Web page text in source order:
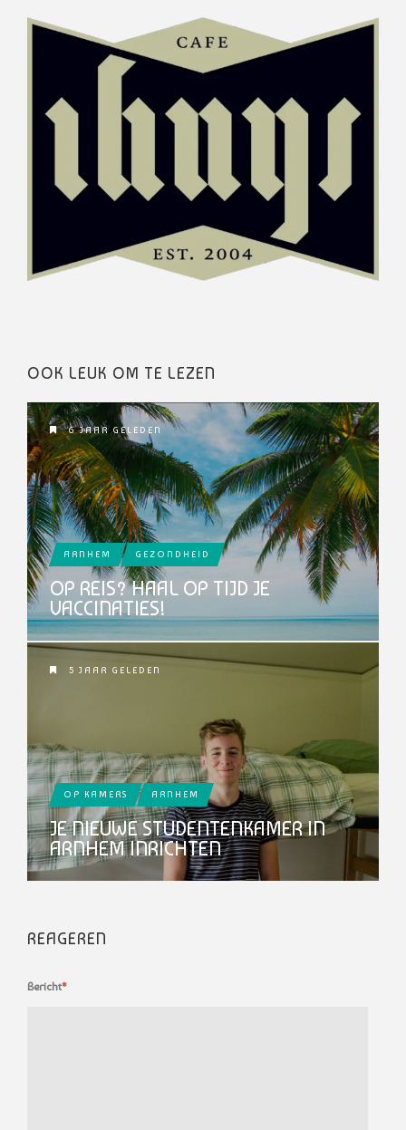
OOK LEUK OM TE LEZEN
6 JAAR GELEDEN
ARNHEM GEZONDHEID
OP REIS? HAAL OP TIJD JE
VACCINATIES!
5 JAAR GELEDEN
OP KAMERS ARNHEM
JE NIEUWE STUDENTENKAMER IN
ARNHEM INRICHTEN
REAGEREN
Bericht*